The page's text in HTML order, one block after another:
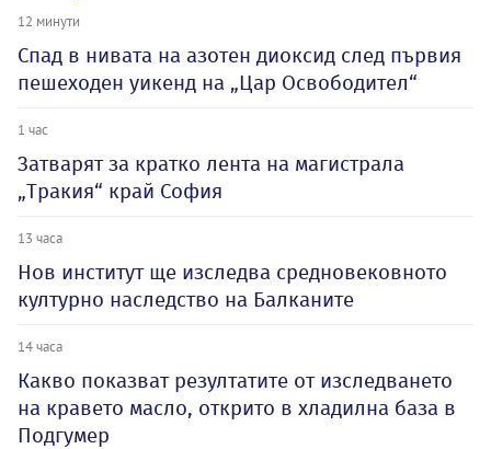
12 минути
Спад в нивата на азотен диоксид след първия
пешеходен уикенд на „Цар Освободител“
1 час
Затварят за кратко лента на магистрала
„Тракия“ край София
13 часа
Нов институт ще изследва средновековното
културно наследство на Балканите
14 часа
Какво показват резултатите от изследването
на кравето масло, открито в хладилна база в
Подгумер